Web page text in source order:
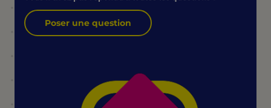
Poser une question